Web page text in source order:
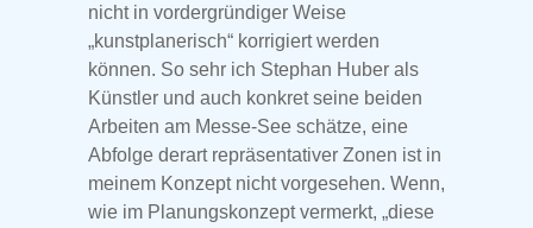
nicht in vordergründiger Weise
„kunstplanerisch“ korrigiert werden
können. So sehr ich Stephan Huber als
Künstler und auch konkret seine beiden
Arbeiten am Messe-See schätze, eine
Abfolge derart repräsentativer Zonen ist in
meinem Konzept nicht vorgesehen. Wenn,
wie im Planungskonzept vermerkt, „diese